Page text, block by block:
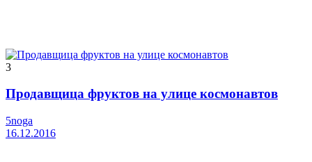
3
Продавщица фруктов на улице космонавтов
5noga
16.12.2016